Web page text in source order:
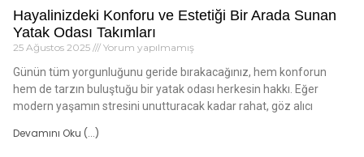
Hayalinizdeki Konforu ve Estetiği Bir Arada Sunan
Yatak Odası Takımları
25 Ağustos 2025 Yorum yapılmamış
Günün tüm yorgunluğunu geride bırakacağınız, hem konforun
hem de tarzın buluştuğu bir yatak odası herkesin hakkı. Eğer
modern yaşamın stresini unutturacak kadar rahat, göz alıcı
Devamını Oku (...)